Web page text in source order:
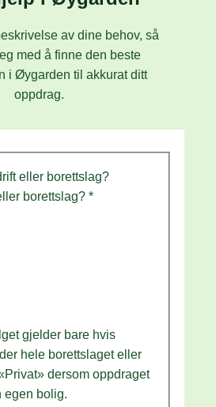
av dine behov, så
med å finne den beste
i Øygarden til akkurat ditt
oppdrag.
eller borettslag?
borettslag? *
gjelder bare hvis
hele borettslaget eller
dersom oppdraget
egen bolig.